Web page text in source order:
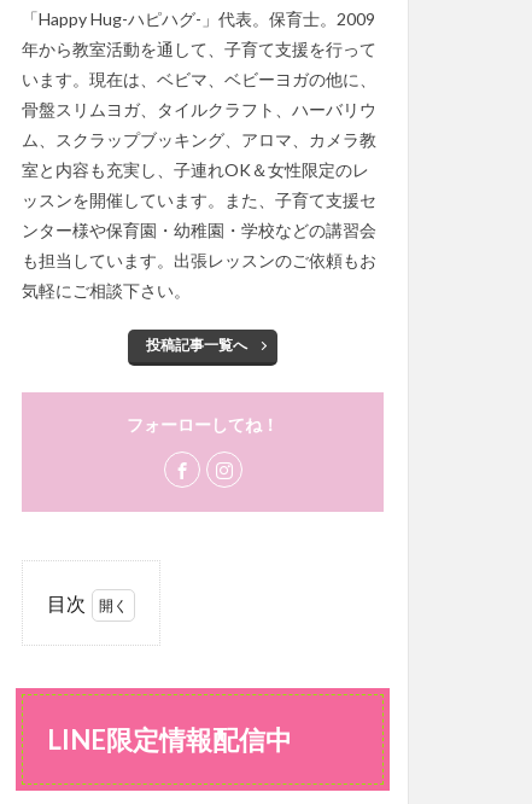
「Happy Hug-ハピハグ-」代表。保育士。2009
年から教室活動を通して、子育て支援を行って
います。現在は、ベビマ、ベビーヨガの他に、
骨盤スリムヨガ、タイルクラフト、ハーバリウ
ム、スクラップブッキング、アロマ、カメラ教
室と内容も充実し、子連れOK＆女性限定のレ
ッスンを開催しています。また、子育て支援セ
ンター様や保育園・幼稚園・学校などの講習会
も担当しています。出張レッスンのご依頼もお
気軽にご相談下さい。
投稿記事一覧へ
フォーローしてね！
目次
限定
配信
LINE限定情報配信中